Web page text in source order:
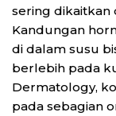
sering dikaitkan
Kandungan
di dalam susu
berlebih pada
Dermatology,
pada sebagian